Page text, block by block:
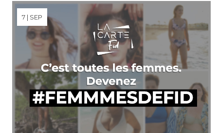
7 | SEP